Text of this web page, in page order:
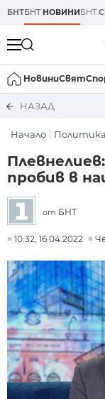
БНТБНТ НОВИНИБНТ
НовиниСвят
НАЗАД
Начало Политика
пробив в
от БНТ
10:32, 16.04.2022